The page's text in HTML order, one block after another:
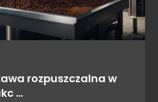
rozpuszczalna w
…